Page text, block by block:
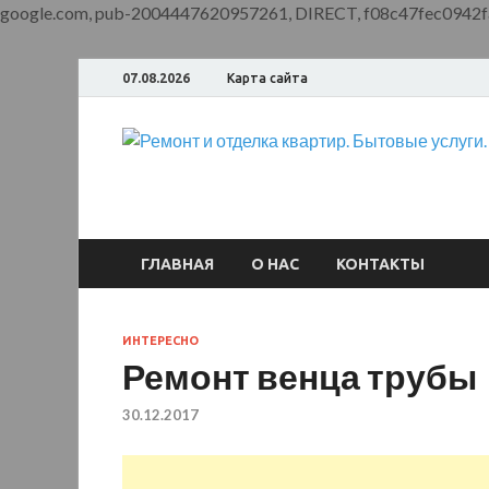
google.com, pub-2004447620957261, DIRECT,
07.08.2026 Карта сайта
ГЛАВНАЯ О НАС КОНТАКТЫ
ИНТЕРЕСНО
Ремонт венца трубы
30.12.2017